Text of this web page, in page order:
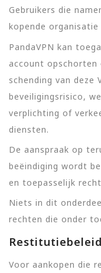
Gebruikers die
kopende organisatie
PandaVPN kan
account opschorten
schending van deze
beveiligingsrisico,
verplichting of
diensten.
De aanspraak op
beëindiging wordt
en toepasselijk
Niets in dit
rechten die onder
Restitutiebeleid
Voor aankopen die